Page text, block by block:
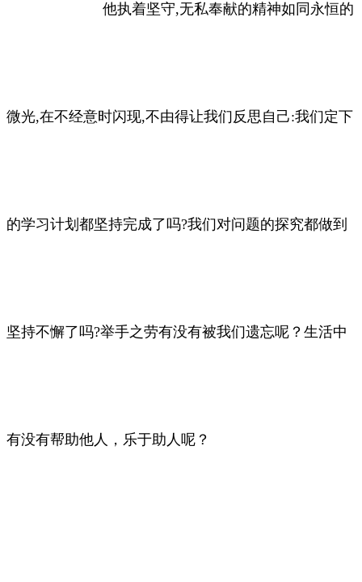
他执着坚守,无私奉献的精神如同永恒的
微光,在不经意时闪现,不由得让我们反思自己:我们定下
的学习计划都坚持完成了吗?我们对问题的探究都做到
坚持不懈了吗?举手之劳有没有被我们遗忘呢？生活中
有没有帮助他人，乐于助人呢？